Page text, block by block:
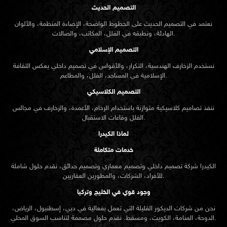
التصميم الحديث
نعتمد في التصميم الحديث على الخطوط الواضحة، الإضاءة المنظمة، والألوان
الهادئة، ونطبقه في الفلل، المكاتب، والصالات.
التصميم الإسلامي
نستخدم الزخارف الهندسية، التكرار، والأقواس في تصميم داخلي يعكس الثقافة
الإسلامية في المساجد، الفلل، والمطاعم.
التصميم الكلاسيكي
ننفذ تصاميم كلاسيكية متوازنة باستخدام الرخام، الأعمدة، والزخارف في مجالس
الفلل وقاعات الاستقبال.
لماذا الكيدرا
خدمات متكاملة
الكيدرا شركة تصميم داخلي وتصميم معماري وتصميم حدائق، نقدم حلول شاملة
للأفراد، الشركات، والمطورين العقاريين.
وجود قوي في الخليج وتركيا
نحن من شركات الديكور القليلة التي تعمل بفعالية في دبي، إسطنبول، الرياض،
الدوحة، المنامة، الكويت، ومسقط. نقدم حلول مصممة لتناسب السوق المحلي.